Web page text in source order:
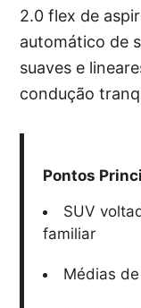
2.0 flex de
automático de
suaves e
condução
Pontos
SUV
familiar
Médias de